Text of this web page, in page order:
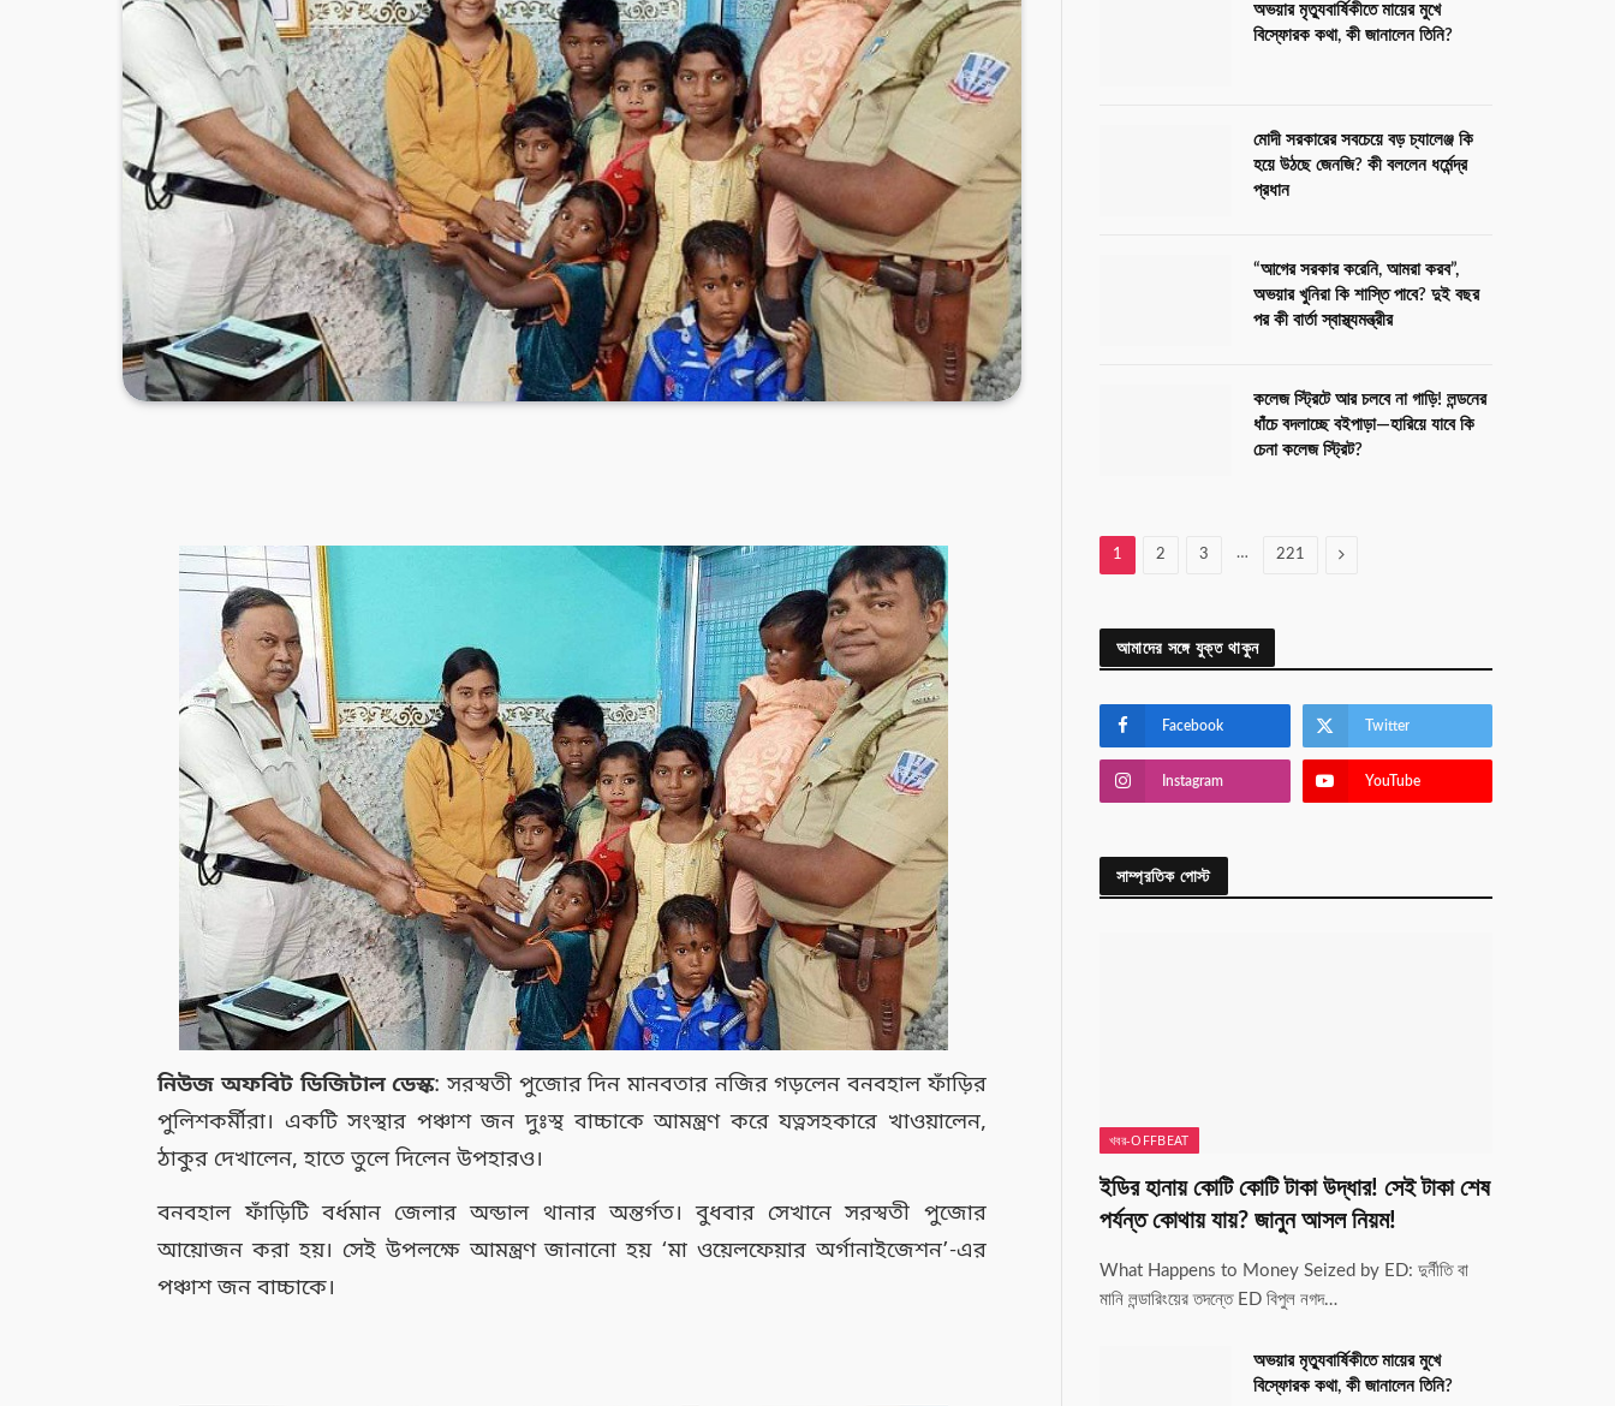
নিউজ অফবিট ডিজিটাল ডেস্ক: সরস্বতী পুজোর দিন মানবতার নজির গড়লেন বনবহাল ফাঁড়ির
পুলিশকর্মীরা। একটি সংস্থার পঞ্চাশ জন দুঃস্থ বাচ্চাকে আমন্ত্রণ করে যত্নসহকারে খাওয়ালেন,
ঠাকুর দেখালেন, হাতে তুলে দিলেন উপহারও।
বনবহাল ফাঁড়িটি বর্ধমান জেলার অন্ডাল থানার অন্তর্গত। বুধবার সেখানে সরস্বতী পুজোর
আয়োজন করা হয়। সেই উপলক্ষে আমন্ত্রণ জানানো হয় ‘মা ওয়েলফেয়ার অর্গানাইজেশন’-এর
পঞ্চাশ জন বাচ্চাকে।
অভয়ার মৃত্যুবার্ষিকীতে মায়ের মুখে
বিস্ফোরক কথা, কী জানালেন তিনি?
মোদী সরকারের সবচেয়ে বড় চ্যালেঞ্জ কি
হয়ে উঠছে জেনজি? কী বললেন ধর্মেন্দ্র
প্রধান
“আগের সরকার করেনি, আমরা করব”,
অভয়ার খুনিরা কি শাস্তি পাবে? দুই বছর
পর কী বার্তা স্বাস্থ্যমন্ত্রীর
কলেজ স্ট্রিটে আর চলবে না গাড়ি! লন্ডনের
ধাঁচে বদলাচ্ছে বইপাড়া—হারিয়ে যাবে কি
চেনা কলেজ স্ট্রিট?
1 2 3 … 221 Next
আমাদের সঙ্গে যুক্ত থাকুন
Facebook Twitter
Instagram YouTube
সাম্প্রতিক পোস্ট
খবর-OFFBEAT
ইডির হানায় কোটি কোটি টাকা উদ্ধার! সেই টাকা শেষ
পর্যন্ত কোথায় যায়? জানুন আসল নিয়ম!
What Happens to Money Seized by ED: দুর্নীতি বা
মানি লন্ডারিংয়ের তদন্তে ED বিপুল নগদ…
অভয়ার মৃত্যুবার্ষিকীতে মায়ের মুখে
বিস্ফোরক কথা, কী জানালেন তিনি?